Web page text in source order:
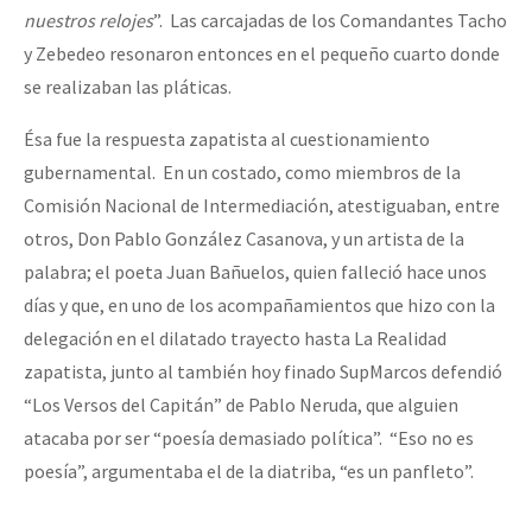
nuestros relojes”. Las carcajadas de los Comandantes Tacho
y Zebedeo resonaron entonces en el pequeño cuarto donde
se realizaban las pláticas.
Ésa fue la respuesta zapatista al cuestionamiento
gubernamental. En un costado, como miembros de la
Comisión Nacional de Intermediación, atestiguaban, entre
otros, Don Pablo González Casanova, y un artista de la
palabra; el poeta Juan Bañuelos, quien falleció hace unos
días y que, en uno de los acompañamientos que hizo con la
delegación en el dilatado trayecto hasta La Realidad
zapatista, junto al también hoy finado SupMarcos defendió
“Los Versos del Capitán” de Pablo Neruda, que alguien
atacaba por ser “poesía demasiado política”. “Eso no es
poesía”, argumentaba el de la diatriba, “es un panfleto”.